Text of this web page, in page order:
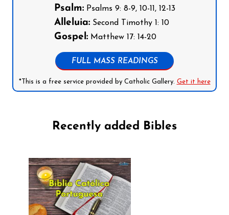
Psalm:Psalms 9: 8-9, 10-11, 12-13
Alleluia:Second Timothy 1: 10
Gospel:Matthew 17: 14-20
FULL MASS READINGS
*This is a free service provided by Catholic Gallery. Get it here
Recently added Bibles